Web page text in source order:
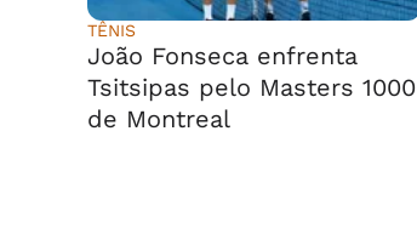
TÊNIS
João Fonseca enfrenta
Tsitsipas pelo Masters 1000
de Montreal